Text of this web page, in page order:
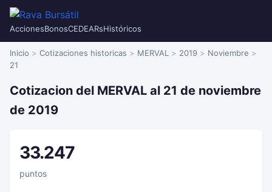
AccionesBonosCEDEARsHistóricos
Inicio Cotizaciones historicas MERVAL 2019
Noviembre
21
Cotizacion del MERVAL al 21 de noviembre
de 2019
33.247
puntos